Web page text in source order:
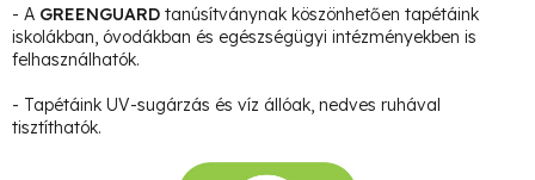
- A GREENGUARD tanúsítványnak köszönhetően tapétáink
iskolákban, óvodákban és egészségügyi intézményekben is
felhasználhatók.
- Tapétáink UV-sugárzás és víz állóak, nedves ruhával
tisztíthatók.